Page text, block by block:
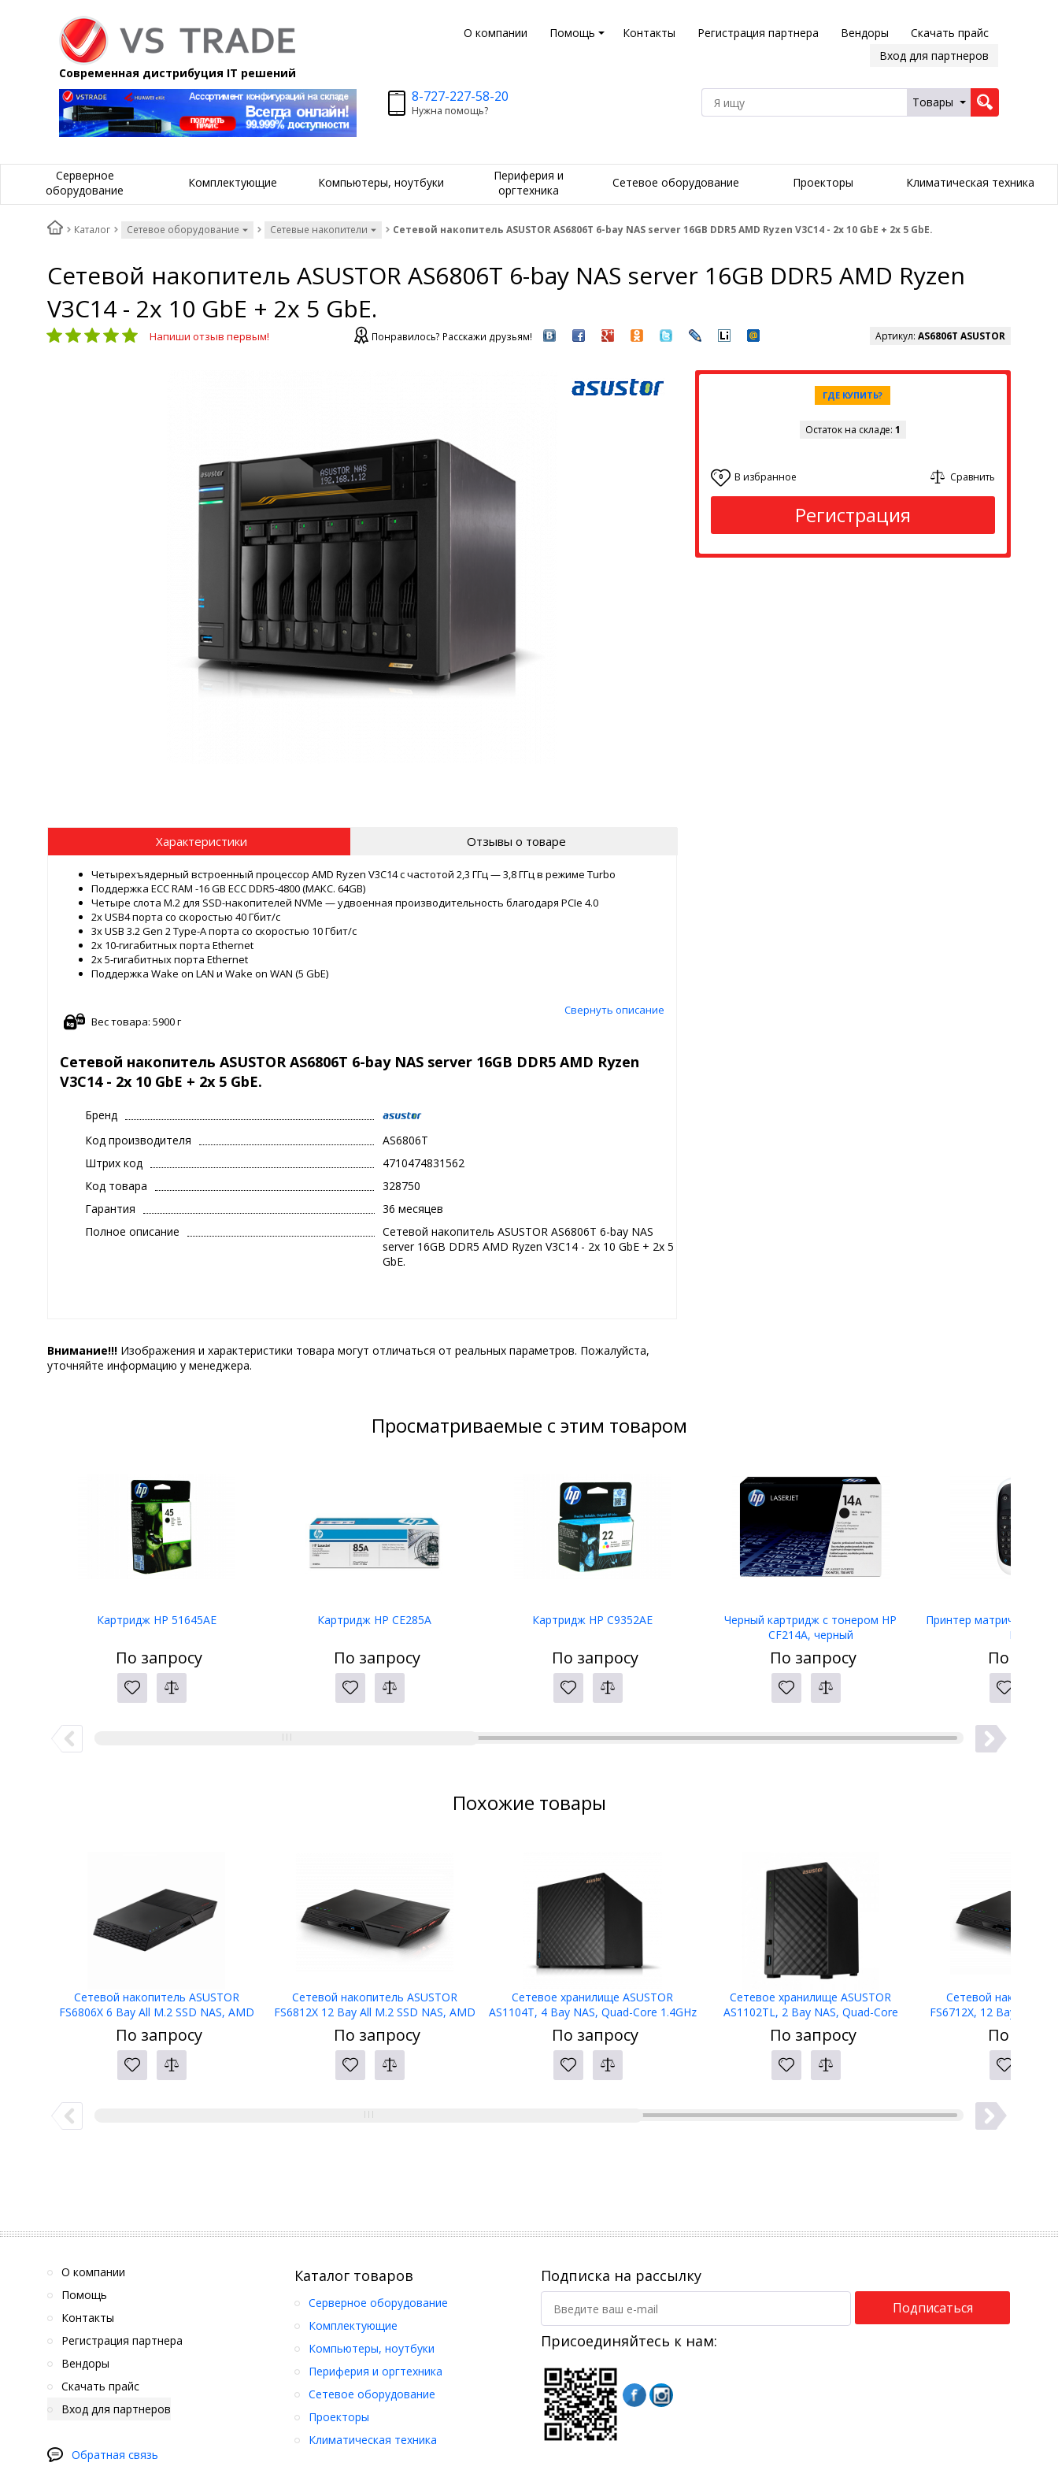
О компании Помощь Контакты Регистрация партнера Вендоры
Скачать прайс
Вход для партнеров
Современная дистрибуция IT решений
8-727-227-58-20
Нужна помощь?
Товары
Серверное
оборудование
Комплектующие Компьютеры, ноутбуки
Периферия и
оргтехника
Сетевое оборудование Проекторы Климатическая техника
Каталог Сетевое оборудование Сетевые накопители Сетевой накопитель ASUSTOR AS6806T 6-bay NAS server 16GB DDR5 AMD Ryzen V3C14 - 2x 10 GbE + 2x 5 GbE.
Сетевой накопитель ASUSTOR AS6806T 6-bay NAS server 16GB DDR5 AMD Ryzen
V3C14 - 2x 10 GbE + 2x 5 GbE.
Напиши отзыв первым! Понравилось? Расскажи друзьям! Артикул: AS6806T ASUSTOR
ГДЕ КУПИТЬ?
Остаток на складе: 1
0 В избранное Сравнить
Регистрация
Характеристики Отзывы о товаре
Четырехъядерный встроенный процессор AMD Ryzen V3C14 с частотой 2,3 ГГц — 3,8 ГГц в режиме Turbo
Поддержка ECC RAM -16 GB ECC DDR5-4800 (МАКС. 64GB)
Четыре слота M.2 для SSD-накопителей NVMe — удвоенная производительность благодаря PCIe 4.0
2x USB4 порта со скоростью 40 Гбит/с
3x USB 3.2 Gen 2 Type-A порта со скоростью 10 Гбит/с
2x 10-гигабитных порта Ethernet
2x 5-гигабитных порта Ethernet
Поддержка Wake on LAN и Wake on WAN (5 GbE)
Свернуть описание
Вес товара: 5900 г
Сетевой накопитель ASUSTOR AS6806T 6-bay NAS server 16GB DDR5 AMD Ryzen
V3C14 - 2x 10 GbE + 2x 5 GbE.
Бренд
Код производителя
AS6806T
Штрих код
4710474831562
Код товара
328750
Гарантия
36 месяцев
Полное описание
Сетевой накопитель ASUSTOR AS6806T 6-bay NAS
server 16GB DDR5 AMD Ryzen V3C14 - 2x 10 GbE + 2x 5
GbE.
Внимание!!! Изображения и характеристики товара могут отличаться от реальных параметров. Пожалуйста,
уточняйте информацию у менеджера.
Просматриваемые с этим товаром
Картридж HP 51645AE
По запросу
Картридж HP CE285A
По запросу
Картридж HP C9352AE
По запросу
Черный картридж с тонером HP
CF214A, черный
По запросу
Принтер матричный
LW-400
По
Похожие товары
Сетевой накопитель ASUSTOR
FS6806X 6 Bay All M.2 SSD NAS, AMD
Ryzen Quad-Core 2.3GHz, 8GB RAM
DDR5, 10GbE Port
По запросу
Сетевой накопитель ASUSTOR
FS6812X 12 Bay All M.2 SSD NAS, AMD
Ryzen Quad-Core 2.3GHz, 16GB RAM
DDR5, Dual 10GbE Port
По запросу
Сетевое хранилище ASUSTOR
AS1104T, 4 Bay NAS, Quad-Core 1.4GHz
CPU, 2.5GbE Port, 1GB DDR4, 4 x SATA3
6Gb/s; 3.5quot; HDD
По запросу
Сетевое хранилище ASUSTOR
AS1102TL, 2 Bay NAS, Quad-Core
1.7GHz CPU, 1GbE Port, 1GB DDR4, 2 x
SATA3 6Gb/s; 3.5quot; HDD
По запросу
Сетевой накопитель
FS6712X, 12 Bay All-
Quad-Core 2.0GHz, 12
10GbE Port,
По
О компании
Помощь
Контакты
Регистрация партнера
Вендоры
Скачать прайс
Вход для партнеров
Обратная связь
Каталог товаров
Серверное оборудование
Комплектующие
Компьютеры, ноутбуки
Периферия и оргтехника
Сетевое оборудование
Проекторы
Климатическая техника
Подписка на рассылку
Подписаться
Присоединяйтесь к нам: